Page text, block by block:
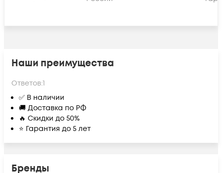
Наши преимущества
Ответов:1
✅ В наличии
🚚 Доставка по РФ
🔥 Скидки до 50%
⭐ Гарантия до 5 лет
Бренды